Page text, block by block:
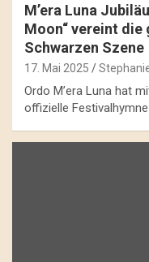
M’era Luna
Moon“ vereint
Schwarzen Szene
17. Mai 2025
Ordo M’era Luna hat
offizielle